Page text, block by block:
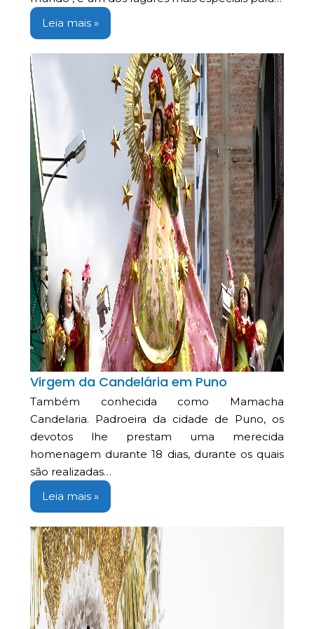
Leia mais »
Virgem da Candelária em Puno
Também conhecida como Mamacha
Candelaria. Padroeira da cidade de Puno, os
devotos lhe prestam uma merecida
homenagem durante 18 dias, durante os quais
são realizadas…
Leia mais »